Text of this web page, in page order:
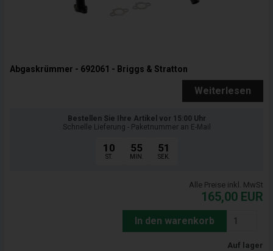
Abgaskrümmer - 692061 - Briggs & Stratton
Weiterlesen
Bestellen Sie Ihre Artikel vor 15:00 Uhr
Schnelle Lieferung - Paketnummer an E-Mail
10
ST.
55
MIN.
50
SEK.
Alle Preise inkl. MwSt
165,00 EUR
In den warenkorb
Auf lager